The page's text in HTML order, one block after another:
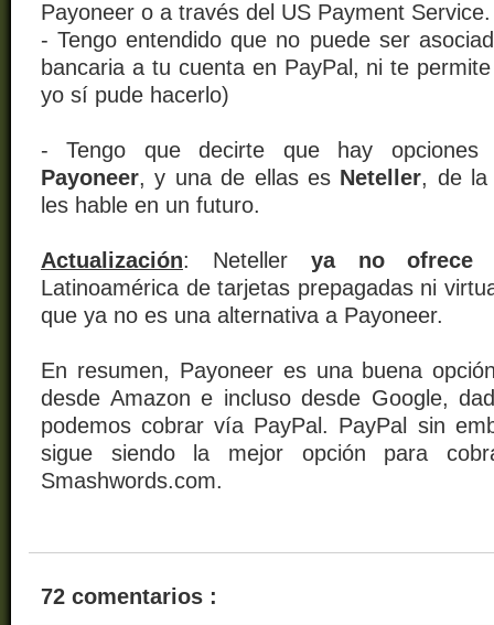
Payoneer o a través del US Payment Service.
- Tengo entendido que no puede ser
bancaria a tu cuenta en PayPal, ni te
yo sí pude hacerlo)
- Tengo que decirte que hay opciones
Payoneer, y una de ellas es Neteller, de la
les hable en un futuro.
Actualización: Neteller ya no ofrece
Latinoamérica de tarjetas prepagadas ni
que ya no es una alternativa a Payoneer.
En resumen, Payoneer es una buena
desde Amazon e incluso desde Google,
podemos cobrar vía PayPal. PayPal sin
sigue siendo la mejor opción para
Smashwords.com.
72 comentarios :